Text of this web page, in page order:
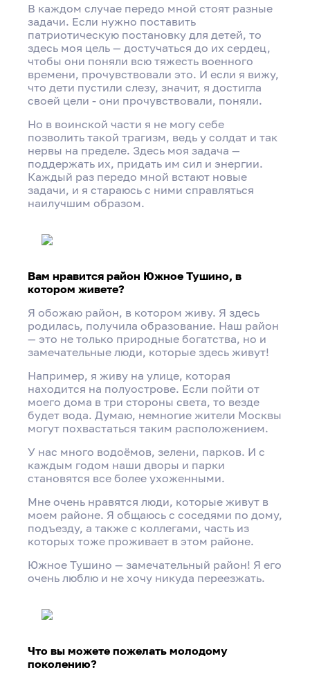
В каждом случае передо мной стоят разные
задачи. Если нужно поставить
патриотическую постановку для детей, то
здесь моя цель — достучаться до их сердец,
чтобы они поняли всю тяжесть военного
времени, прочувствовали это. И если я вижу,
что дети пустили слезу, значит, я достигла
своей цели - они прочувствовали, поняли.
Но в воинской части я не могу себе
позволить такой трагизм, ведь у солдат и так
нервы на пределе. Здесь моя задача —
поддержать их, придать им сил и энергии.
Каждый раз передо мной встают новые
задачи, и я стараюсь с ними справляться
наилучшим образом.
Вам нравится район Южное Тушино, в
котором живете?
Я обожаю район, в котором живу. Я здесь
родилась, получила образование. Наш район
— это не только природные богатства, но и
замечательные люди, которые здесь живут!
Например, я живу на улице, которая
находится на полуострове. Если пойти от
моего дома в три стороны света, то везде
будет вода. Думаю, немногие жители Москвы
могут похвастаться таким расположением.
У нас много водоёмов, зелени, парков. И с
каждым годом наши дворы и парки
становятся все более ухоженными.
Мне очень нравятся люди, которые живут в
моем районе. Я общаюсь с соседями по дому,
подъезду, а также с коллегами, часть из
которых тоже проживает в этом районе.
Южное Тушино — замечательный район! Я его
очень люблю и не хочу никуда переезжать.
Что вы можете пожелать молодому
поколению?